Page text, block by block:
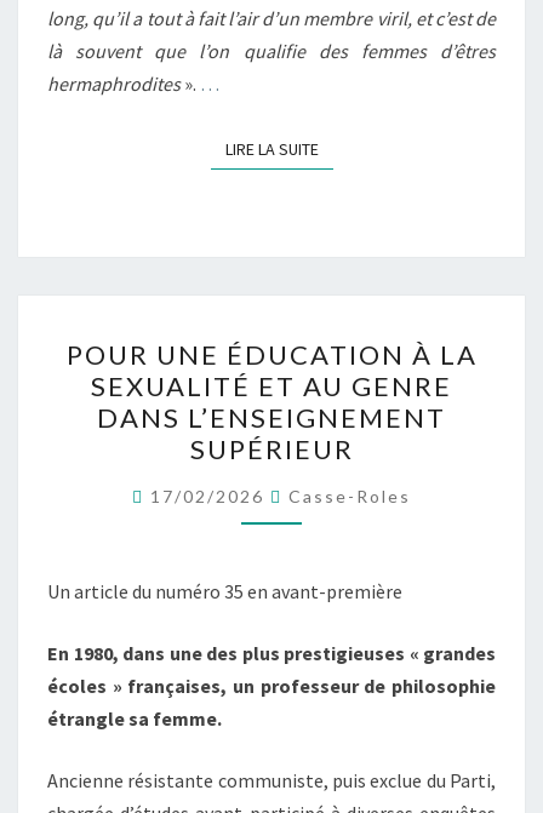
long, qu’il a tout à fait l’air d’un membre viril, et c’est de
là souvent que l’on qualifie des femmes d’êtres
hermaphrodites». …
LIRE LA SUITELIRE LA SUITE
UNE
ÉDUCATION
À
LA
SEXUALITÉ
ET
GENRE
L’ENSEIGNEMENT
SUPÉRIEUR
POUR UNE ÉDUCATION À LA
SEXUALITÉ ET AU GENRE
DANS L’ENSEIGNEMENT
SUPÉRIEUR
17/02/2026 Casse-Roles
Un article du numéro 35 en avant-première
En 1980, dans une des plus prestigieuses « grandes
écoles » françaises, un professeur de philosophie
étrangle sa femme.
Ancienne résistante communiste, puis exclue du Parti,